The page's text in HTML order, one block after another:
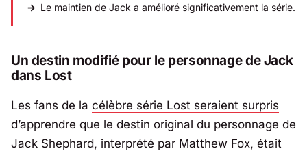
Le maintien de Jack a amélioré significativement la série.
Un destin modifié pour le personnage de Jack
dans Lost
Les fans de la célèbre série Lost seraient surpris
d’apprendre que le destin original du personnage de
Jack Shephard, interprété par Matthew Fox, était